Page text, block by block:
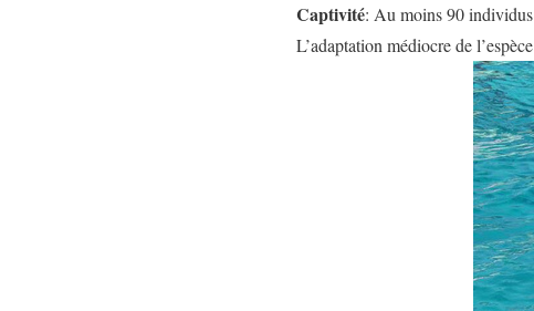
Captivité: Au moins 90
L’adaptation médiocre de